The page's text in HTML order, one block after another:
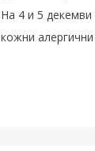
На 4 и 5
кожни